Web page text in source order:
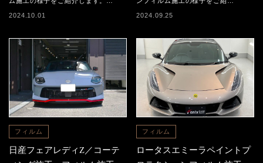
2024.10.01 2024.09.25
フィルム
日産フェアレディZ／コーテ
フィルム
ロータスエミーラペイントプ